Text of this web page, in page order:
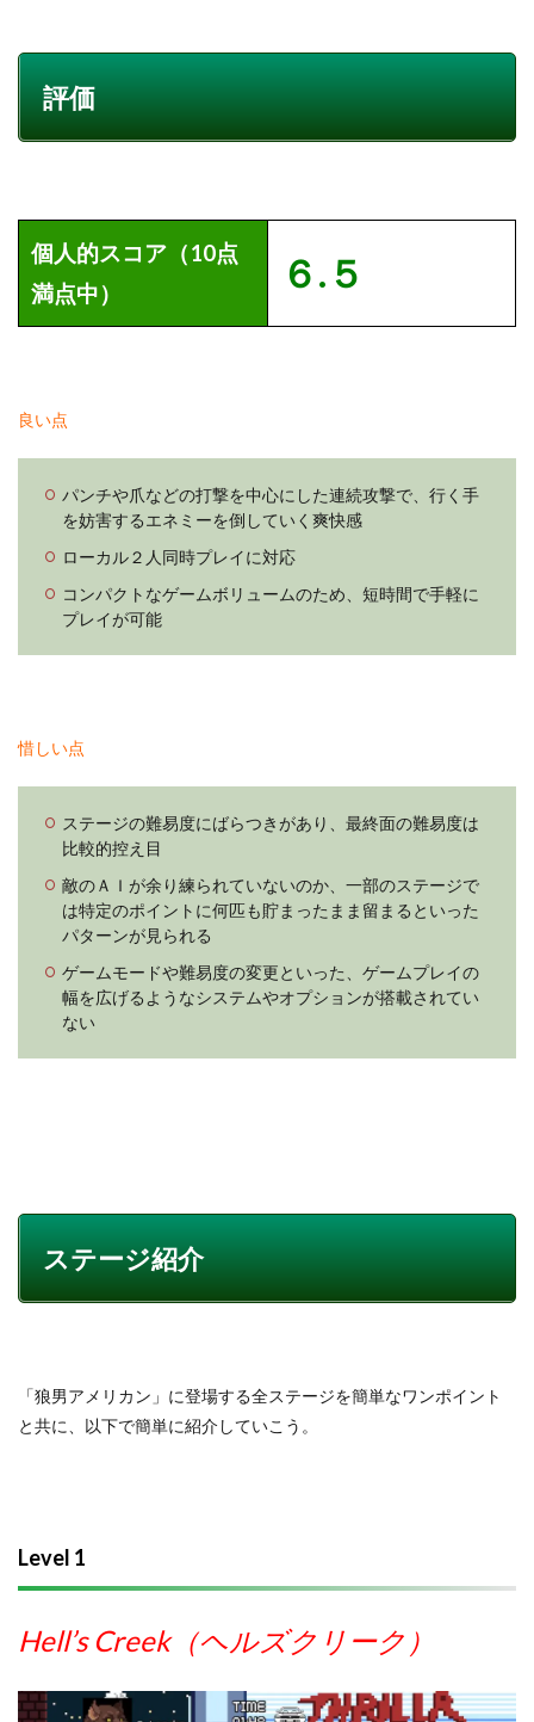
評価
個人的スコア（10点
満点中）
６.５
良い点
パンチや爪などの打撃を中心にした連続攻撃で、行く手
を妨害するエネミーを倒していく爽快感
ローカル２人同時プレイに対応
コンパクトなゲームボリュームのため、短時間で手軽に
プレイが可能
惜しい点
ステージの難易度にばらつきがあり、最終面の難易度は
比較的控え目
敵のＡＩが余り練られていないのか、一部のステージで
は特定のポイントに何匹も貯まったまま留まるといった
パターンが見られる
ゲームモードや難易度の変更といった、ゲームプレイの
幅を広げるようなシステムやオプションが搭載されてい
ない
ステージ紹介
「狼男アメリカン」に登場する全ステージを簡単なワンポイント
と共に、以下で簡単に紹介していこう。
Level 1
Hell’s Creek（ヘルズクリーク）